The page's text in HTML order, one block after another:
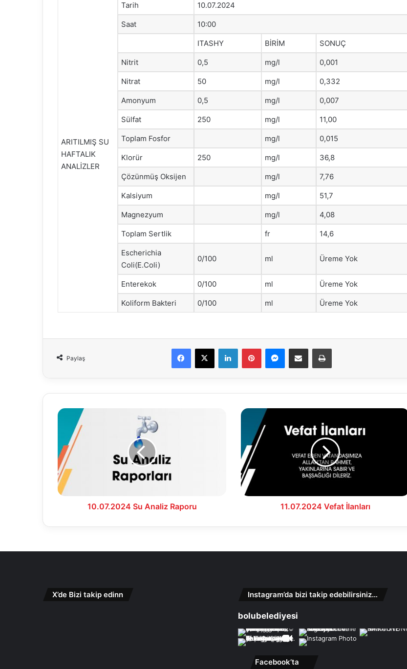
ARITILMIŞ SU
HAFTALIK
ANALİZLER
Tarih 10.07.2024
Saat 10:00
ITASHY BİRİM SONUÇ
Nitrit 0,5 mg/l 0,001
Nitrat 50 mg/l 0,332
Amonyum 0,5 mg/l 0,007
Sülfat 250 mg/l 11,00
Toplam Fosfor mg/l 0,015
Klorür 250 mg/l 36,8
Çözünmüş Oksijen mg/l 7,76
Kalsiyum mg/l 51,7
Magnezyum mg/l 4,08
Toplam Sertlik fr 14,6
Escherichia
Coli(E.Coli)
0/100 ml Üreme Yok
Enterekok 0/100 ml Üreme Yok
Koliform Bakteri 0/100 ml Üreme Yok
Paylaş
Facebook
X LinkedInPinterestMessenger
E-Mail ile paylaş Yazdır
10.07.2024
Analiz
Raporu
10.07.2024 Su Analiz Raporu
11.07.2024
İlanları
11.07.2024 Vefat İlanları
X’de Bizi takip edinn Instagram’da bizi takip edebilirsiniz…
bolubelediyesi
Facebook’ta